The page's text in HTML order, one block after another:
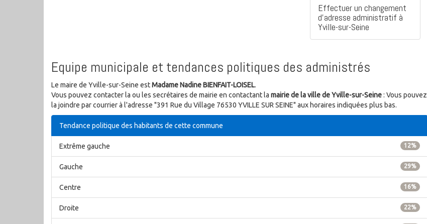
Effectuer un changement
d'adresse administratif à
Yville-sur-Seine
Equipe municipale et tendances politiques des administrés
Le maire de Yville-sur-Seine estMadame Nadine BIENFAIT-LOISEL.
Vous pouvez contacter la ou les secrétaires de mairie en contactant la mairie de la ville de Yville-sur-Seine: Vous pouvez
la joindre par courrier à l'adresse "391 Rue du Village 76530 YVILLE SUR SEINE" aux horaires indiquées plus bas.
Tendance politique des habitants de cette commune
12%
Extrême gauche
29%
Gauche
16%
Centre
22%
Droite